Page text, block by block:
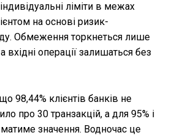
ліміти в межах
на основі ризик-
Обмеження торкнеться лише
вхідні операції залишаться без
98,44% клієнтів банків не
про 30 транзакцій, а для 95% і
матиме значення. Водночас це